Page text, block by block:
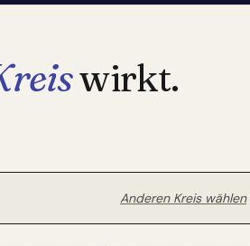
wirkt.
Anderen Kreis wählen